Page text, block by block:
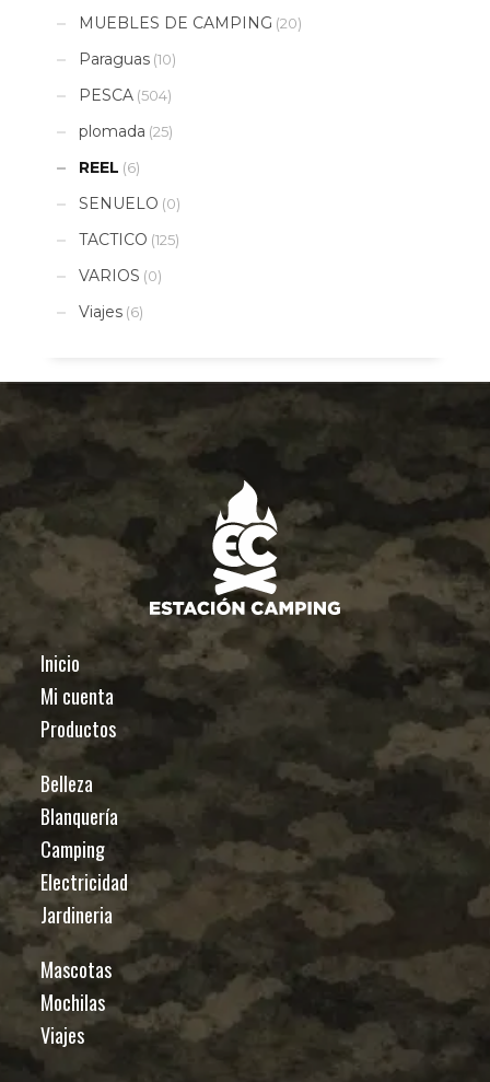
MUEBLES DE CAMPING (20)
Paraguas (10)
PESCA (504)
plomada (25)
REEL (6)
SENUELO (0)
TACTICO (125)
VARIOS (0)
Viajes (6)
Inicio
Mi cuenta
Productos
Belleza
Blanquería
Camping
Electricidad
Jardineria
Mascotas
Mochilas
Viajes